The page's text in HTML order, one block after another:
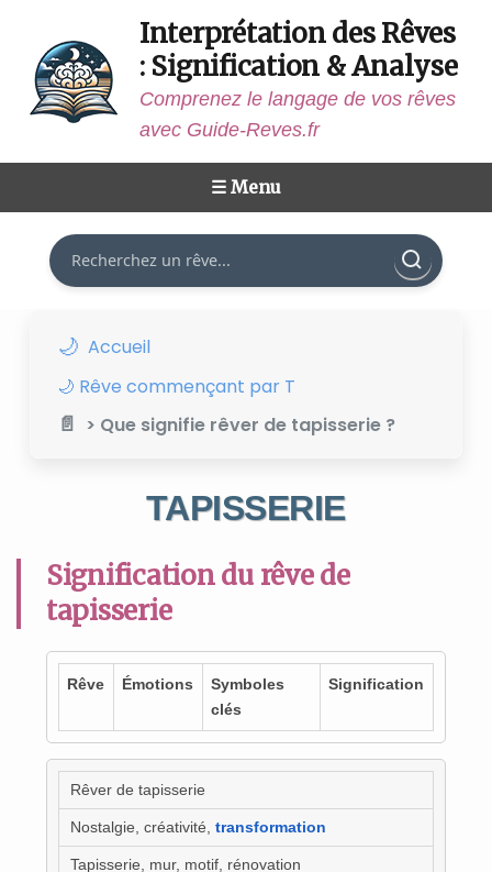
Interprétation des Rêves
: Signification & Analyse
Comprenez le langage de vos rêves
avec Guide-Reves.fr
☰ Menu
Rechercher
Accueil
🌙 Rêve commençant par T
> Que signifie rêver de tapisserie ?
TAPISSERIE
Signification du rêve de
tapisserie
Rêve Émotions
Symboles
clés
Signification
Rêver de tapisserie
Nostalgie, créativité, transformation
Tapisserie, mur, motif, rénovation